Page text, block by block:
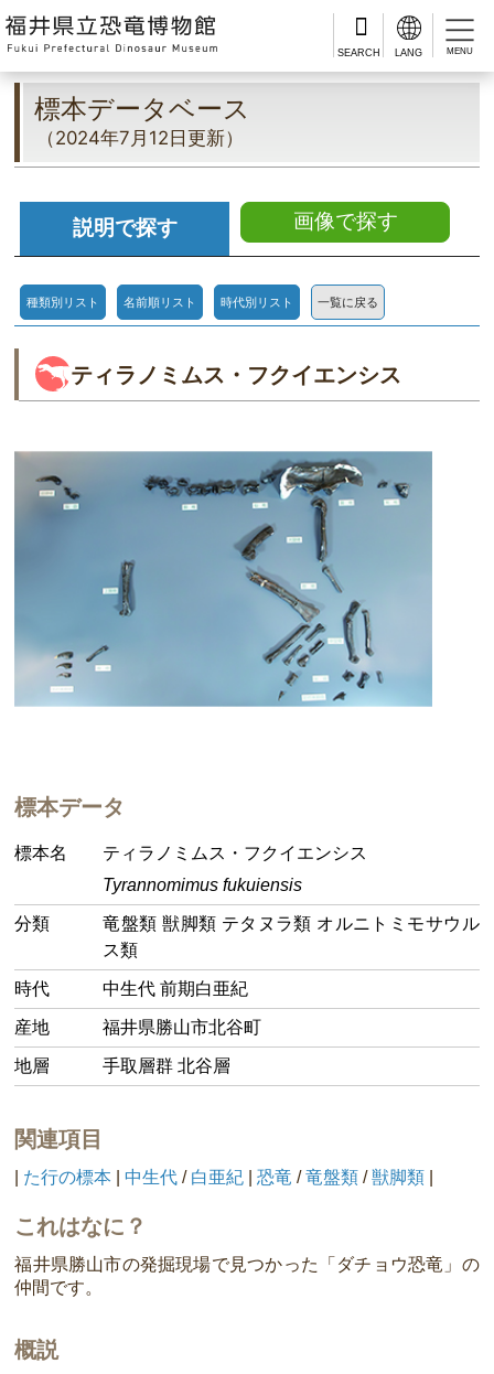
MENU
標本データベース
（2024年7月12日更新）
説明で探す 画像で探す
種類別リスト 名前順リスト 時代別リスト 一覧に戻る
ティラノミムス・フクイエンシス
標本データ
標本名
ティラノミムス・フクイエンシス
Tyrannomimus fukuiensis
分類
竜盤類 獣脚類 テタヌラ類 オルニトミモサウル
ス類
時代 中生代 前期白亜紀
産地 福井県勝山市北谷町
地層 手取層群 北谷層
関連項目
た行の標本 |中生代 / 白亜紀 |恐竜 /竜盤類 /獣脚類
これはなに？
福井県勝山市の発掘現場で見つかった「ダチョウ恐竜」の
仲間です。
概説